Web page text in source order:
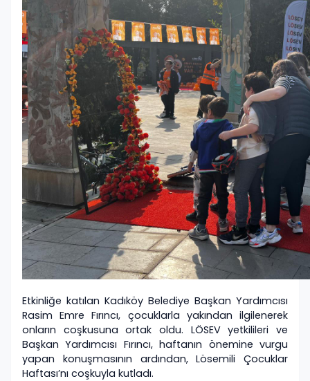
Etkinliğe katılan Kadıköy Belediye Başkan Yardımcısı
Rasim Emre Fırıncı, çocuklarla yakından ilgilenerek
onların coşkusuna ortak oldu. LÖSEV yetkilileri ve
Başkan Yardımcısı Fırıncı, haftanın önemine vurgu
yapan konuşmasının ardından, Lösemili Çocuklar
Haftası’nı coşkuyla kutladı.